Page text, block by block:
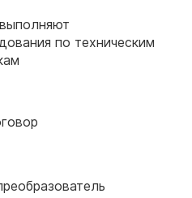
по техническим